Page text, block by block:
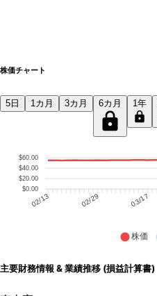
株価チャート
5日 1カ月 3カ月 6カ月 1年
$60.00
$40.00
$20.00
$0.00
02/13 02/29 03/17
株価
主要財務情報 & 業績推移 (損益計算書)